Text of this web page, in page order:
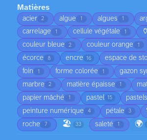
Matières
acier 2 algue 1 algues 1
carrelage 1 cellule végétale 1 🏺
couleur bleue 2 couleur orange 1
écorce 8 encre 16 espace de
foin 1 forme colorée 1 gazon
marbre 2 matière épaisse 1
papier mâché 1 pastel 15
peinture numérique 4 pétale 3
roche 7 🏖️ 33 saleté 1 🌍